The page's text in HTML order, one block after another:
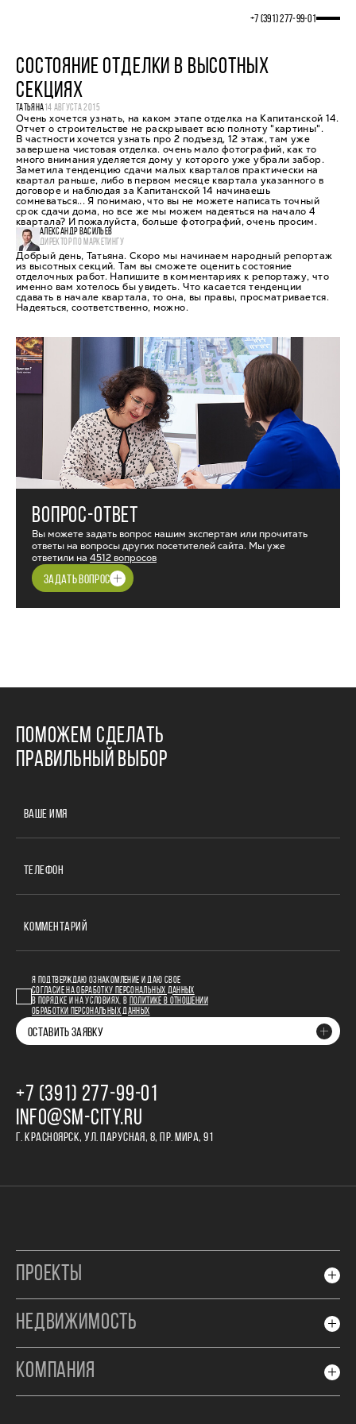
+7 (391) 277‒99‒01
СОСТОЯНИЕ ОТДЕЛКИ В ВЫСОТНЫХ
СЕКЦИЯХ
ТАТЬЯНА14 АВГУСТА 2015
Очень хочется узнать, на каком этапе отделка на Капитанской 14.
Отчет о строительстве не раскрывает всю полноту "картины".
В частности хочется узнать про 2 подъезд, 12 этаж, там уже
завершена чистовая отделка. очень мало фотографий, как то
много внимания уделяется дому у которого уже убрали забор.
Заметила тенденцию сдачи малых кварталов практически на
квартал раньше, либо в первом месяце квартала указанного в
договоре и наблюдая за Капитанской 14 начинаешь
сомневаться... Я понимаю, что вы не можете написать точный
срок сдачи дома, но все же мы можем надеяться на начало 4
квартала? И пожалуйста, больше фотографий, очень просим.
АЛЕКСАНДР ВАСИЛЬЕВ
ДИРЕКТОР ПО МАРКЕТИНГУ
Добрый день, Татьяна. Скоро мы начинаем народный репортаж
из высотных секций. Там вы сможете оценить состояние
отделочных работ. Напишите в комментариях к репортажу, что
именно вам хотелось бы увидеть. Что касается тенденции
сдавать в начале квартала, то она, вы правы, просматривается.
Надеяться, соответственно, можно.
ВОПРОС-ОТВЕТ
Вы можете задать вопрос нашим экспертам или прочитать
ответы на вопросы других посетителей сайта. Мы уже
ответили на 4512 вопросов
ЗАДАТЬ ВОПРОС
ПОМОЖЕМ СДЕЛАТЬ
ПРАВИЛЬНЫЙ ВЫБОР
ВАШЕ ИМЯ
ТЕЛЕФОН
КОММЕНТАРИЙ
Я ПОДТВЕРЖДАЮ ОЗНАКОМЛЕНИЕ И ДАЮ СВОЕ
СОГЛАСИЕ НА ОБРАБОТКУ ПЕРСОНАЛЬНЫХ ДАННЫХ
В ПОРЯДКЕ И НА УСЛОВИЯХ, В
ПОЛИТИКЕ В ОТНОШЕНИИ
ОБРАБОТКИ ПЕРСОНАЛЬНЫХ ДАННЫХ
ОСТАВИТЬ ЗАЯВКУ
+7 (391) 277‒99‒01
INFO@SM-CITY.RU
Г. КРАСНОЯРСК, УЛ. ПАРУСНАЯ, 8, ПР. МИРА, 91
ПРОЕКТЫ
НЕДВИЖИМОСТЬ
КОМПАНИЯ